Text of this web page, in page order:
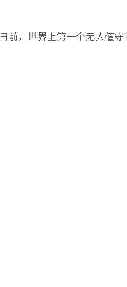
日前，世界上第一个无人值